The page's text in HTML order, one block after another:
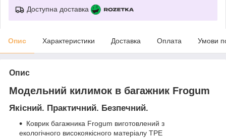
Доступна доставка
Опис Характеристики Доставка Оплата Умови
Опис
Модельний килимок в багажник Frogum
Якісний. Практичний. Безпечний.
Коврик багажника Frogum виготовлений з
екологічного високоякісного матеріалу TPE